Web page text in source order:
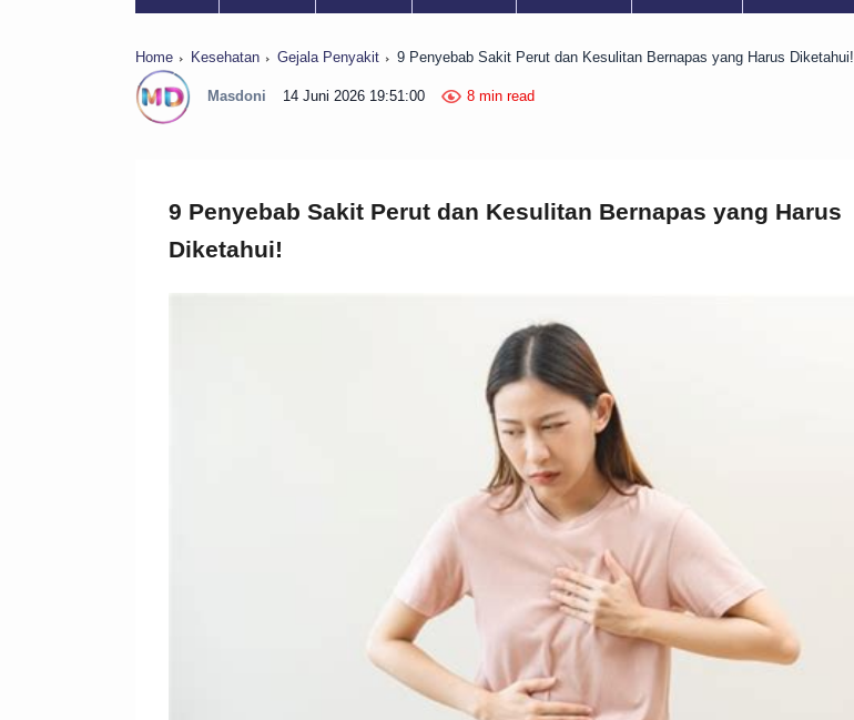
Home Kesehatan Gejala Penyakit 9 Penyebab Sakit Perut dan Kesulitan Bernapas yang Harus Diketahui!
Masdoni 14 Juni 2026 19:51:00 8 min read
9 Penyebab Sakit Perut dan Kesulitan Bernapas yang Harus
Diketahui!